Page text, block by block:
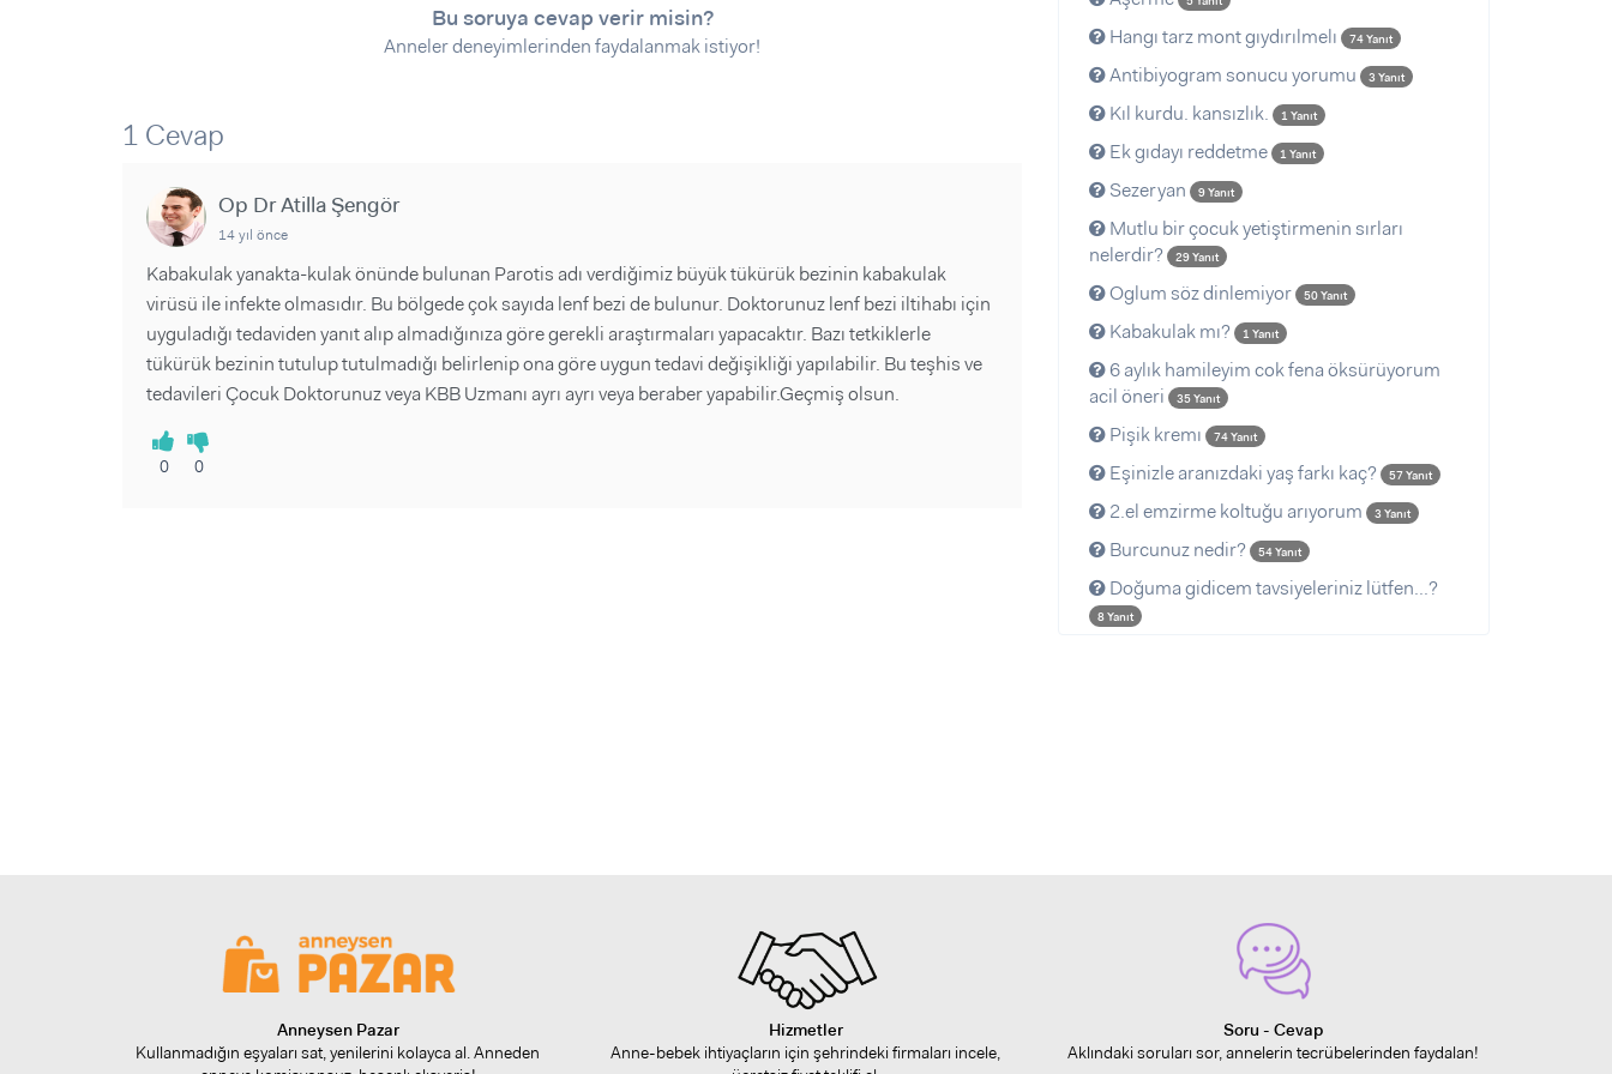
Makaleler
Makaleler
Eğlence
Videolar
Bu soruya cevap verir misin?
Anneler deneyimlerinden faydalanmak istiyor!
1 Cevap
Op Dr Atilla Şengör
14 yıl önce
Kabakulak yanakta-kulak önünde bulunan Parotis adı verdiğimiz büyük tükürük bezinin kabakulak
virüsü ile infekte olmasıdır. Bu bölgede çok sayıda lenf bezi de bulunur. Doktorunuz lenf bezi iltihabı için
uyguladığı tedaviden yanıt alıp almadığınıza göre gerekli araştırmaları yapacaktır. Bazı tetkiklerle
tükürük bezinin tutulup tutulmadığı belirlenip ona göre uygun tedavi değişikliği yapılabilir. Bu teşhis ve
tedavileri Çocuk Doktorunuz veya KBB Uzmanı ayrı ayrı veya beraber yapabilir.Geçmiş olsun.
0 0
Hangı tarz mont gıydırılmelı 74 Yanıt
Antibiyogram sonucu yorumu 3 Yanıt
Kıl kurdu. kansızlık. 1 Yanıt
Ek gıdayı reddetme 1 Yanıt
Sezeryan 9 Yanıt
Mutlu bir çocuk yetiştirmenin sırları
nelerdir?
29 Yanıt
Oglum söz dinlemiyor 50 Yanıt
Kabakulak mı? 1 Yanıt
6 aylık hamileyim cok fena öksürüyorum
acil öneri
35 Yanıt
Pişik kremı 74 Yanıt
Eşinizle aranızdaki yaş farkı kaç? 57 Yanıt
2.el emzirme koltuğu arıyorum 3 Yanıt
Burcunuz nedir? 54 Yanıt
Doğuma gidicem tavsiyeleriniz lütfen...?
8 Yanıt
Anneysen Pazar
Kullanmadığın eşyaları sat, yenilerini kolayca al. Anneden
Hizmetler
Anne-bebek ihtiyaçların için şehrindeki firmaları incele,
Soru - Cevap
Aklındaki soruları sor, annelerin tecrübelerinden faydalan!